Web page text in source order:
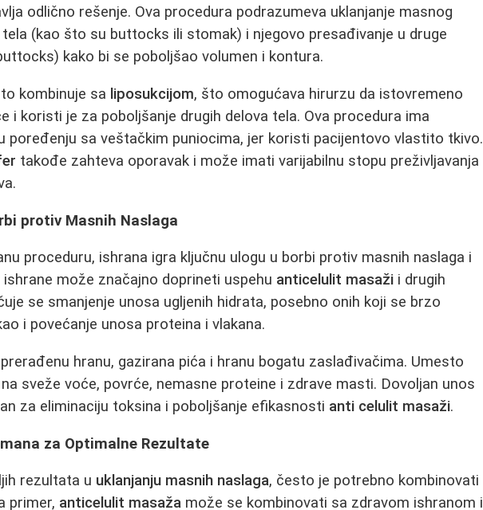
odlično rešenje. Ova procedura podrazumeva uklanjanje masnog
(kao što su buttocks ili stomak) i njegovo presađivanje u druge
kako bi se poboljšao volumen i kontura.
kombinuje sa liposukcijom, što omogućava hirurzu da istovremeno
i koristi je za poboljšanje drugih delova tela. Ova procedura ima
poređenju sa veštačkim puniocima, jer koristi pacijentovo vlastito tkivo.
takođe zahteva oporavak i može imati varijabilnu stopu preživljavanja
protiv Masnih Naslaga
proceduru, ishrana igra ključnu ulogu u borbi protiv masnih naslaga i
može značajno doprineti uspehu anticelulit masaži i drugih
se smanjenje unosa ugljenih hidrata, posebno onih koji se brzo
i povećanje unosa proteina i vlakana.
hranu, gazirana pića i hranu bogatu zaslađivačima. Umesto
sveže voće, povrće, nemasne proteine i zdrave masti. Dovoljan unos
za eliminaciju toksina i poboljšanje efikasnosti anti celulit masaži.
za Optimalne Rezultate
rezultata u uklanjanju masnih naslaga, često je potrebno kombinovati
primer, anticelulit masaža može se kombinovati sa zdravom ishranom i